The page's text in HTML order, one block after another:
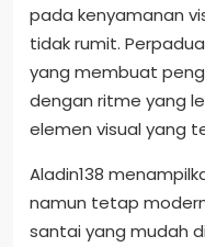
pada kenyamanan
tidak rumit.
yang membuat
dengan ritme yang
elemen visual yang
Aladin138
namun tetap
santai yang mudah